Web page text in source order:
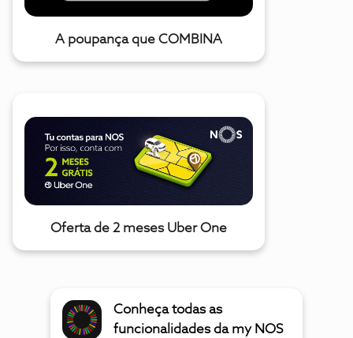
A poupança que COMBINA
Oferta de 2 meses Uber One
Conheça todas as
funcionalidades da my NOS